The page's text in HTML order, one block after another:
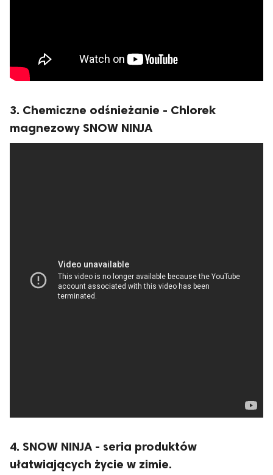
3. Chemiczne odśnieżanie - Chlorek
magnezowy SNOW NINJA
4. SNOW NINJA - seria produktów
ułatwiających życie w zimie.